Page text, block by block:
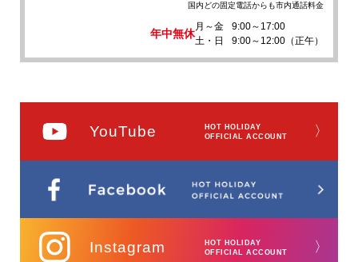
国内どの固定電話からも市内通話料金
年中無休
月～金
9:00～17:00
土・日
9:00～12:00（正午）
YouTube
HOT HOLIDAY
OFFICIAL ACCOUNT
〉
Instagram
HOT HOLIDAY
OFFICIAL ACCOUNT
〉